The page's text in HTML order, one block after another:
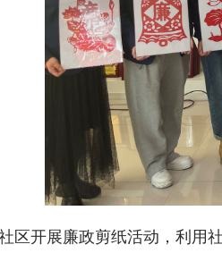
区开展廉政剪纸活动，利用